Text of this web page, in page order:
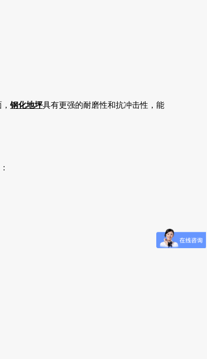
，钢化地坪具有更强的耐磨性和抗冲击性，能